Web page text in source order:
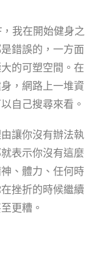
我在開始健身之
錯誤的，一方面
的可塑空間。在
，網路上一堆資
自己搜尋來看。
讓你沒有辦法執
表示你沒有這麼
、體力、任何時
挫折的時候繼續
更糟。